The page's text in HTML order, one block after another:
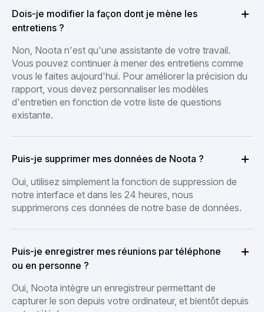
Dois-je modifier la façon dont je mène les
entretiens ?
Non, Noota n'est qu'une assistante de votre travail.
Vous pouvez continuer à mener des entretiens comme
vous le faites aujourd'hui. Pour améliorer la précision du
rapport, vous devez personnaliser les modèles
d'entretien en fonction de votre liste de questions
existante.
Puis-je supprimer mes données de Noota ?
Oui, utilisez simplement la fonction de suppression de
notre interface et dans les 24 heures, nous
supprimerons ces données de notre base de données.
Puis-je enregistrer mes réunions par téléphone
ou en personne ?
Oui, Noota intègre un enregistreur permettant de
capturer le son depuis votre ordinateur, et bientôt depuis